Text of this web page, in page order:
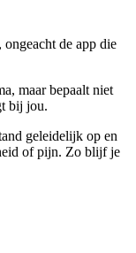
de app die
maar bepaalt niet
bij jou.
geleidelijk op en
of pijn. Zo blijf je